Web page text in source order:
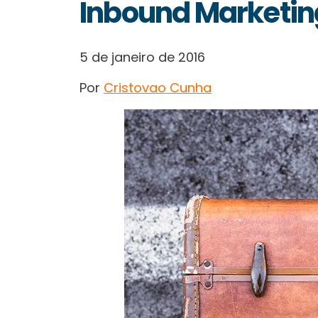
Inbound
5 de janeiro de 2016
Por Cristovao Cunha